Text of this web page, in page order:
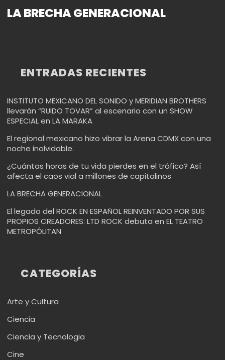
LA BRECHA GENERACIONAL
ENTRADAS RECIENTES
INSTITUTO MEXICANO DEL SONIDO y MERIDIAN BROTHERS
llevarán “RUIDO TOVAR” al escenario con un SHOW
ESPECIAL en LA MARAKA
El regional mexicano hizo vibrar la Arena CDMX con una
noche inolvidable.
¿Cuántas horas de tu vida pierdes en el tráfico? Así
afecta el caos vial a millones de capitalinos
LA BRECHA GENERACIONAL
El legado del ROCK EN ESPAÑOL REINVENTADO POR SUS
PROPIOS CREADORES: LTD ROCK debuta en EL TEATRO
METROPÓLITAN
CATEGORÍAS
Arte y Cultura
Ciencia
Ciencia y Tecnologia
Cine